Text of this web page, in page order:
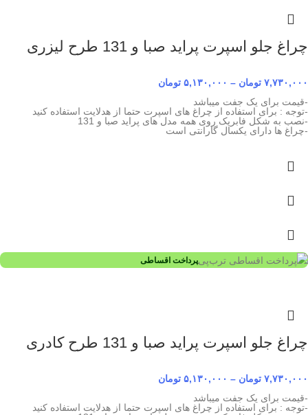
چراغ جلو اسپرت پراید صبا و 131 طرح لیزری
۷,۷۳۰,۰۰۰ تومان – ۵,۱۳۰,۰۰۰ تومان
-قیمت برای یک جفت میباشد
-توجه : برای استفاده از چراغ های اسپرت حتما از هدلایت استفاده کنید
-نصب به شکل فابریک روی همه مدل های پراید صبا و 131
-چراغ ها دارای یکسال گارانتی است
پرداخت اقساطی
چراغ جلو اسپرت پراید صبا و 131 طرح کادری
۷,۷۳۰,۰۰۰ تومان – ۵,۱۳۰,۰۰۰ تومان
-قیمت برای یک جفت میباشد
-توجه : برای استفاده از چراغ های اسپرت حتما از هدلایت استفاده کنید